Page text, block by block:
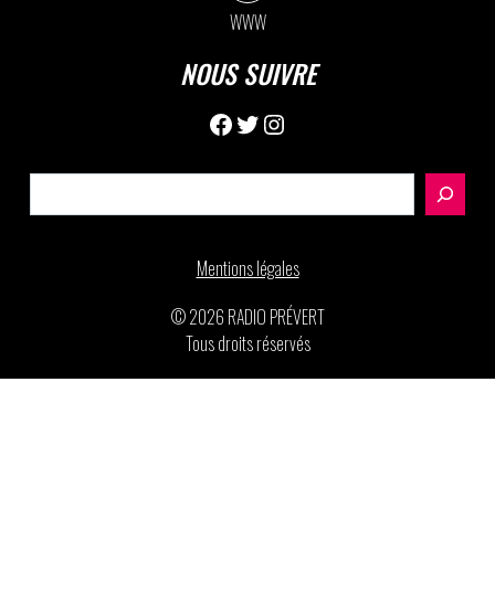
WWW
NOUS SUIVRE
Facebook
TwitterInstagram
Mentions légales
© 2026 RADIO PRÉVERT
Tous droits réservés